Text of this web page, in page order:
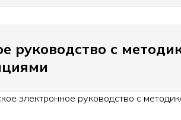
руководство с
электронное руководство с